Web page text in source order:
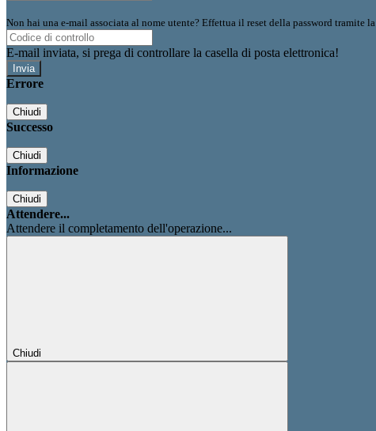
Non hai una e-mail associata al nome utente? Effettua il reset della password tramite la
E-mail inviata, si prega di controllare la casella di posta elettronica!
Errore
Chiudi
Successo
Chiudi
Informazione
Chiudi
Attendere...
Attendere il completamento dell'operazione...
Chiudi